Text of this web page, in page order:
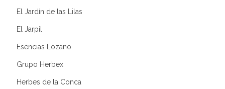
El Jardín de las Lilas
El Jarpil
Esencias Lozano
Grupo Herbex
Herbes de la Conca